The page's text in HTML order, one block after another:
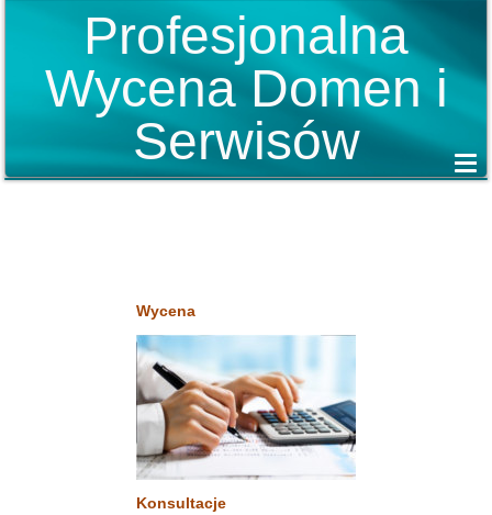
Profesjonalna
Wycena Domen i
Serwisów
Wycena
Konsultacje